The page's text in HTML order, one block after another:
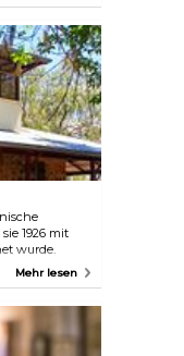
den die
1926 mit
wurde.
Flynn
Radio,
Mehr lesen